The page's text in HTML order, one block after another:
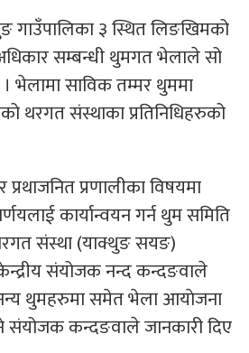
३ स्थित लिङखिमको
सम्बन्धी थुमगत भेलाले सो
भेलामा साविक तम्मर थुममा
थरगत संस्थाका प्रतिनिधिहरुको
प्रणालीका विषयमा
कार्यान्वयन गर्न थुम समिति
संस्था (याक्थुङ सयङ)
संयोजक नन्द कन्दङवाले
थुमहरुमा समेत भेला आयाेजना
संयोजक कन्दङवाले जानकारी दिए